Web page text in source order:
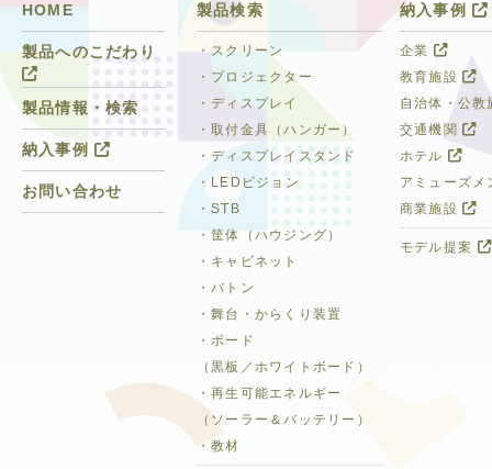
HOME
製品へのこだわり
製品情報・検索
納入事例
お問い合わせ
納入事例
企業
教育施設
自治体・公教
交通機関
ホテル
アミューズ
商業施設
モデル提案
製品検索
・スクリーン
・プロジェクター
・ディスプレイ
・取付金具（ハンガー）
・ディスプレイスタンド
・LEDビジョン
・STB
・筐体（ハウジング）
・キャビネット
・バトン
・舞台・からくり装置
・ボード
（黒板／ホワイトボード）
・再生可能エネルギー
（ソーラー＆バッテリー）
・教材